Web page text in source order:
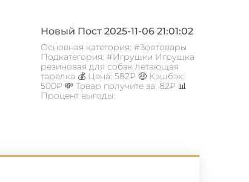
Новый Пост 2025-11-06 21:01:02
Основная категория: #Зоотовары
Подкатегория: #Игрушки Игрушка
резиновая для собак летающая
тарелка 💰 Цена: 582₽ 🤑 Кэшбэк:
500₽ 💸 Товар получите за: 82₽ 📊
Процент выгоды: